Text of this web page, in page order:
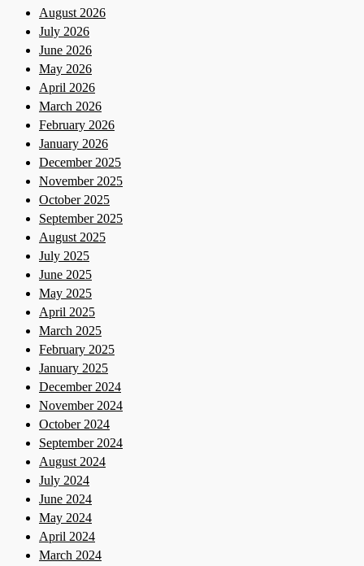
August 2026
July 2026
June 2026
May 2026
April 2026
March 2026
February 2026
January 2026
December 2025
November 2025
October 2025
September 2025
August 2025
July 2025
June 2025
May 2025
April 2025
March 2025
February 2025
January 2025
December 2024
November 2024
October 2024
September 2024
August 2024
July 2024
June 2024
May 2024
April 2024
March 2024